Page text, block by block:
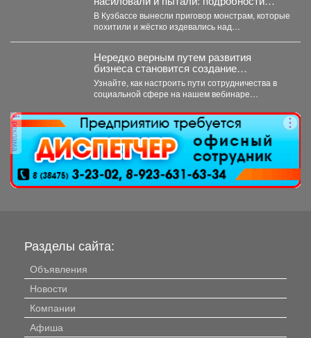
жуткой истории из Кузбасса
В Кузбассе вынесли приговор монстрам, которые
похитили и жёстко издевались над
Нередко верным путем развития
бизнеса становится создание
совместных проектов, работа в команде
и даже полномасштабные объединения.
Узнайте, как настроить пути сотрудничества в
социальной сфере на нашем вебинаре
решения...
реклама
Разделы сайта:
Объявления
Новости
Компании
Афиша